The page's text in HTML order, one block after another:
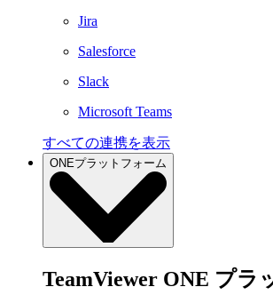
Jira
Salesforce
Slack
Microsoft Teams
すべての連携を表示
ONEプラットフォーム
TeamViewer ONE プラ